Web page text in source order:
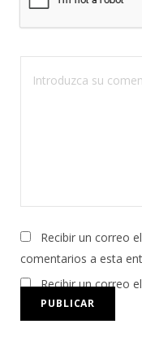
Recibir un correo
comentarios a esta
Recibir un correo